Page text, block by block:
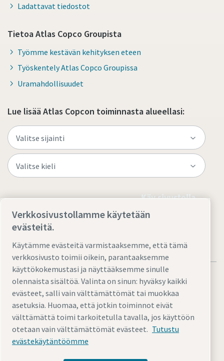
Ladattavat tiedostot
Tietoa Atlas Copco Groupista
Työmme kestävän kehityksen eteen
Työskentely Atlas Copco Groupissa
Uramahdollisuudet
Lue lisää Atlas Copcon toiminnasta alueellasi:
Käy sivustolla
Oikeudelliset ja tietosuojaa koskevat ilmoitukset
Hallinnoi evästeitäHelppokäyttöinenSivukartta
Verkkosivustollamme käytetään
evästeitä.
Käytämme evästeitä varmistaaksemme, että tämä
verkkosivusto toimii oikein, parantaaksemme
käyttökokemustasi ja näyttääksemme sinulle
olennaista sisältöä. Valinta on sinun: hyväksy kaikki
evästeet, salli vain välttämättömät tai muokkaa
asetuksia. Huomaa, että jotkin toiminnot eivät
välttämättä toimi tarkoitetulla tavalla, jos käyttöön
otetaan vain välttämättömät evästeet. Tutustu
evästekäytäntöömme